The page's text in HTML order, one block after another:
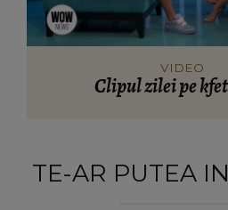
VIDEO
Clipul zilei pe
TE-AR PUTEA